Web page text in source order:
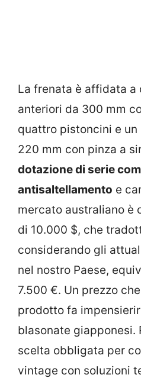
La frenata è affidata a
anteriori da 300 mm
quattro pistoncini e
220 mm con pinza a
dotazione di serie
antisaltellamento e
mercato australiano è
di 10.000 $, che
considerando gli
nel nostro Paese,
7.500 €. Un prezzo
prodotto fa
blasonate giapponesi.
scelta obbligata per
vintage con soluzioni